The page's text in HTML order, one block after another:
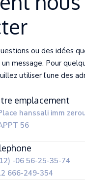
ou des idées
message. Pour
utiliser l’une des
emplacement
hanssali imm
56
-06 56-25-35-74
666-249-354